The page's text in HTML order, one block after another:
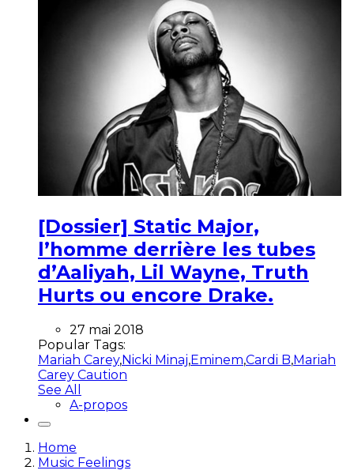
[Dossier] Static Major,
l’homme derrière les tubes
d’Aaliyah, Lil Wayne, Truth
Hurts ou encore Drake.
27 mai 2018
Popular Tags:
Mariah Carey,Nicki Minaj,Eminem,Cardi B,Mariah
Carey Caution
See All
A-propos
Home
Music Feelings